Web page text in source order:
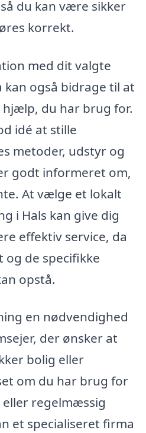
du kan være sikker
korrekt.
med dit valgte
også bidrage til at
du har brug for.
idé at stille
metoder, udstyr og
godt informeret om,
At vælge et lokalt
i Hals kan give dig
effektiv service, da
og de specifikke
opstå.
en nødvendighed
der ønsker at
bolig eller
om du har brug for
eller regelmæssig
et specialiseret firma